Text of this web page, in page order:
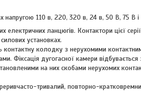
напругою 110 в, 220, 320 в, 24 в, 50 В, 75 В
ланцюгів. Контактори цієї
установках.
контактну колодку з нерухомими
Фіксація дугогасної камери
на них скобами нерухомих
тривалий, повторно-